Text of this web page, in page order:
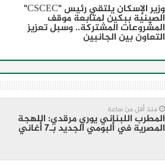
وزير الإسكان يلتقي رئيس "CSCEC"
الصينية ببكين لمتابعة موقف
المشروعات المشتركة.. وسبل تعزيز
التعاون بين الجانبين
منذ أقل من ساعة
المطرب اللبناني يوري مرقدي: اللهجة
المصرية في ألبومي الجديد بـ7 أغاني